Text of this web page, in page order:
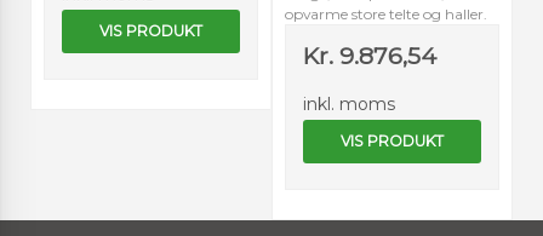
VIS PRODUKT
opvarme store telte og haller.
Kr. 9.876,54
inkl. moms
VIS PRODUKT